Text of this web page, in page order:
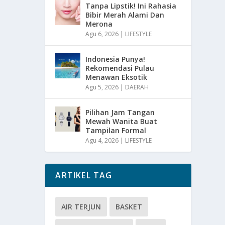
Tanpa Lipstik! Ini Rahasia
Bibir Merah Alami Dan
Merona
Agu 6, 2026 | LIFESTYLE
Indonesia Punya!
Rekomendasi Pulau
Menawan Eksotik
Agu 5, 2026 | DAERAH
Pilihan Jam Tangan
Mewah Wanita Buat
Tampilan Formal
Agu 4, 2026 | LIFESTYLE
ARTIKEL TAG
AIR TERJUN BASKET